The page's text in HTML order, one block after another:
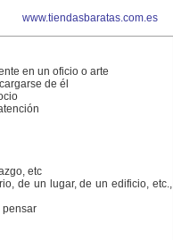
www.tiendasbaratas.com.es
en un oficio o arte
de él
etc
de un lugar, de un edificio, etc.,
pensar